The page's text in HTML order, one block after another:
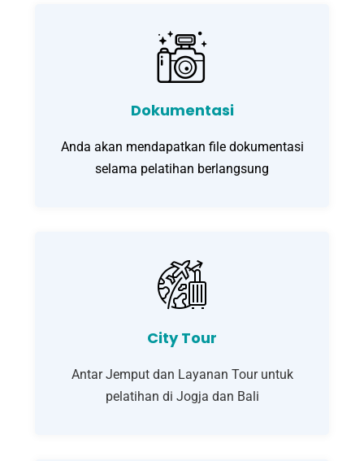
Dokumentasi
Anda akan mendapatkan file dokumentasi
selama pelatihan berlangsung
City Tour
Antar Jemput dan Layanan Tour untuk
pelatihan di Jogja dan Bali